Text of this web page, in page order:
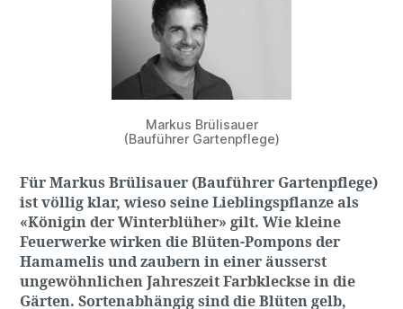
Markus Brülisauer
(Bauführer Gartenpflege)
Für Markus Brülisauer (Bauführer Gartenpflege)
ist völlig klar, wieso seine Lieblingspflanze als
«Königin der Winterblüher» gilt. Wie kleine
Feuerwerke wirken die Blüten-Pompons der
Hamamelis und zaubern in einer äusserst
ungewöhnlichen Jahreszeit Farbkleckse in die
Gärten.Sortenabhängig sind die Blüten gelb,